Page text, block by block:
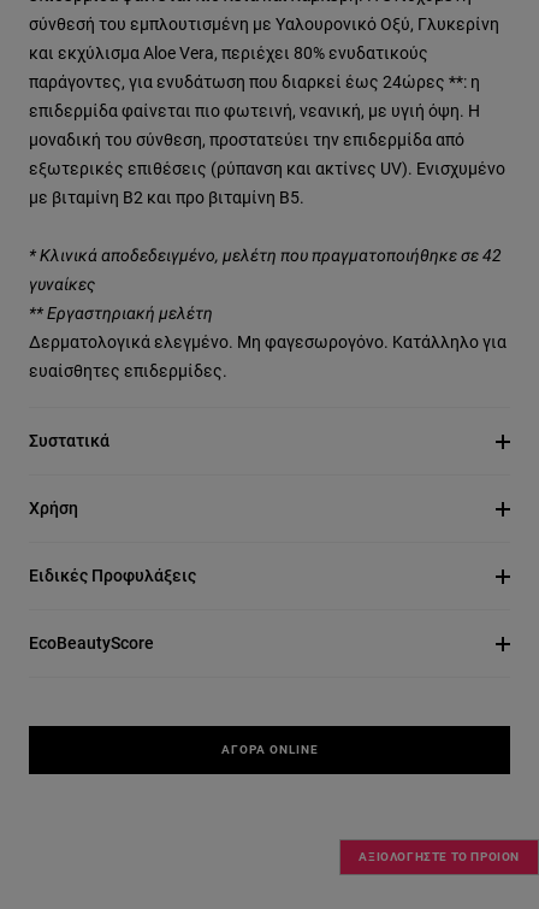
σύνθεσή του εμπλουτισμένη με Υαλουρονικό Οξύ, Γλυκερίνη
και εκχύλισμα Aloe Vera, περιέχει 80% ενυδατικούς
παράγοντες, για ενυδάτωση που διαρκεί έως 24ώρες **: η
επιδερμίδα φαίνεται πιο φωτεινή, νεανική, με υγιή όψη. Η
μοναδική του σύνθεση, προστατεύει την επιδερμίδα από
εξωτερικές επιθέσεις (ρύπανση και ακτίνες UV). Ενισχυμένο
με βιταμίνη Β2 και προ βιταμίνη Β5.
* Κλινικά αποδεδειγμένο, μελέτη που πραγματοποιήθηκε σε 42
γυναίκες
** Εργαστηριακή μελέτη
Δερματολογικά ελεγμένο. Μη φαγεσωρογόνο. Κατάλληλο για
ευαίσθητες επιδερμίδες.
Συστατικά
Χρήση
Ειδικές Προφυλάξεις
EcoBeautyScore
ΑΓΟΡΆ ONLINE
ΑΞΙΟΛΟΓΗΣΤΕ ΤΟ ΠΡΟΙΟΝ